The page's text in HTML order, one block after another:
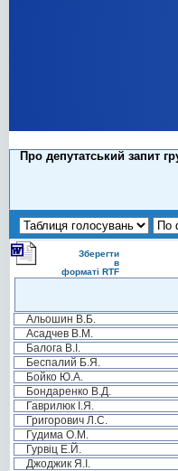
Про депутатський запит
Зберегти
в
форматі RTF
Альошин В.Б.
Асадчев В.М.
Балога В.І.
Беспалий Б.Я.
Бойко Ю.А.
Бондаренко В.Д.
Гаврилюк І.Я.
Григорович Л.С.
Гудима О.М.
Гурвіц Е.Й.
Джоджик Я.І.